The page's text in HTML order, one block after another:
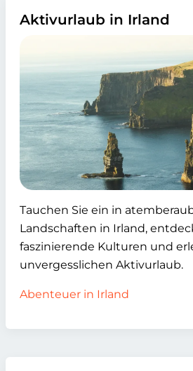
Aktivurlaub in Irland
Tauchen Sie ein in
Landschaften in Irland,
faszinierende Kulturen und
unvergesslichen Aktivurlaub.
Abenteuer in Irland